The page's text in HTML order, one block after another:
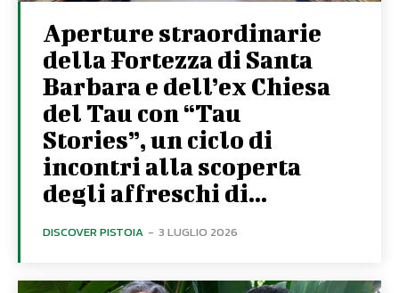
Aperture straordinarie
della Fortezza di Santa
Barbara e dell’ex Chiesa
del Tau con “Tau
Stories”, un ciclo di
incontri alla scoperta
degli affreschi di...
DISCOVER PISTOIA - 3 LUGLIO 2026